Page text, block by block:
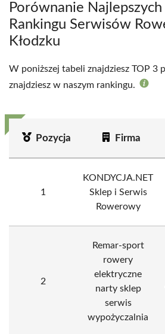
Porównanie
Rankingu Serwisów
Kłodzku
W poniższej tabeli znajdziesz TOP 3
znajdziesz w naszym rankingu.
Pozycja Firma
1
KONDYCJA.NET
Sklep i Serwis
Rowerowy
2
Remar-sport
rowery
elektryczne
narty sklep
serwis
wypożyczalnia